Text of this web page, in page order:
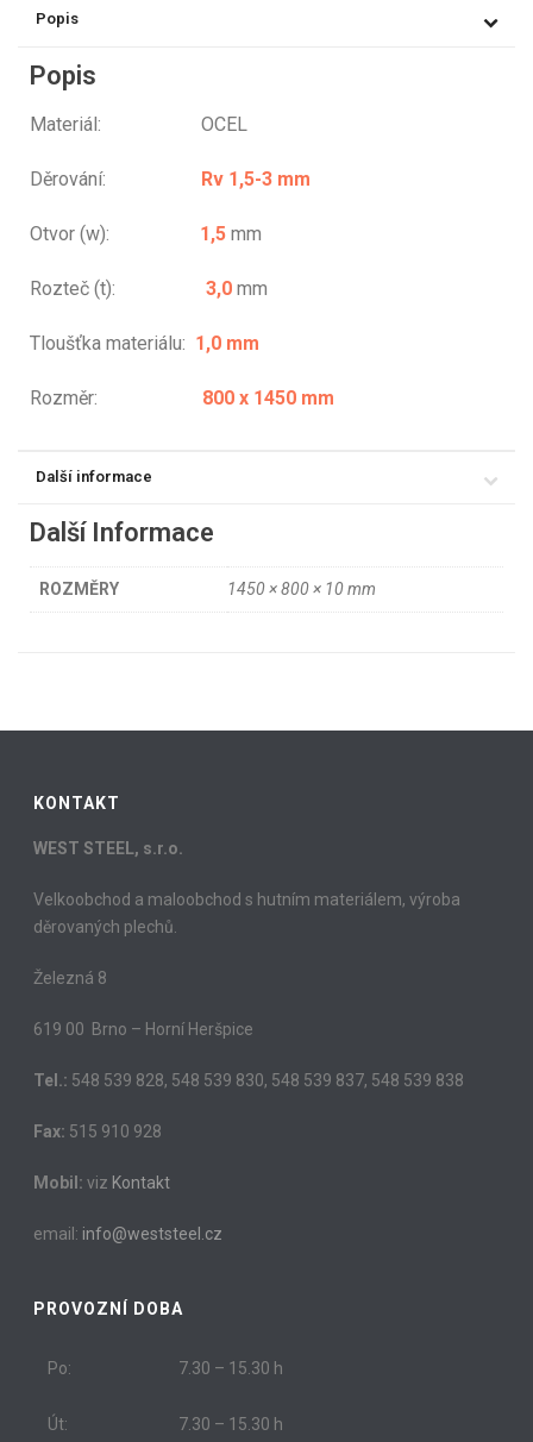
Popis
Popis
Materiál: OCEL
Děrování: Rv 1,5-3 mm
Otvor (w): 1,5 mm
Rozteč (t): 3,0 mm
Tloušťka materiálu: 1,0 mm
Rozměr: 800 x 1450 mm
Další informace
Další Informace
ROZMĚRY 1450 × 800 × 10 mm
KONTAKT
WEST STEEL, s.r.o.
Velkoobchod a maloobchod s hutním materiálem, výroba
děrovaných plechů.
Železná 8
619 00 Brno – Horní Heršpice
Tel.: 548 539 828, 548 539 830, 548 539 837, 548 539 838
Fax: 515 910 928
Mobil: viz Kontakt
email: info@weststeel.cz
PROVOZNÍ DOBA
Po: 7.30 – 15.30 h
Út: 7.30 – 15.30 h